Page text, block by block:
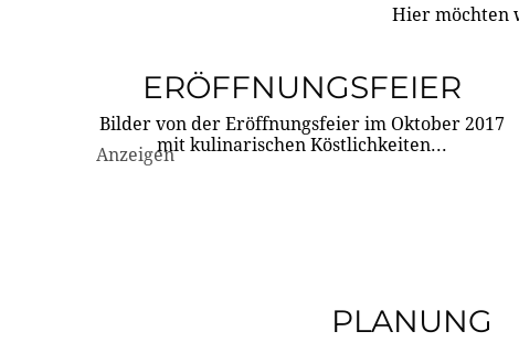
Hier möchten
ERÖFFNUNGSFEIER
Bilder von der Eröffnungsfeier im Oktober 2017
mit kulinarischen Köstlichkeiten...
Anzeigen
PLANUNG